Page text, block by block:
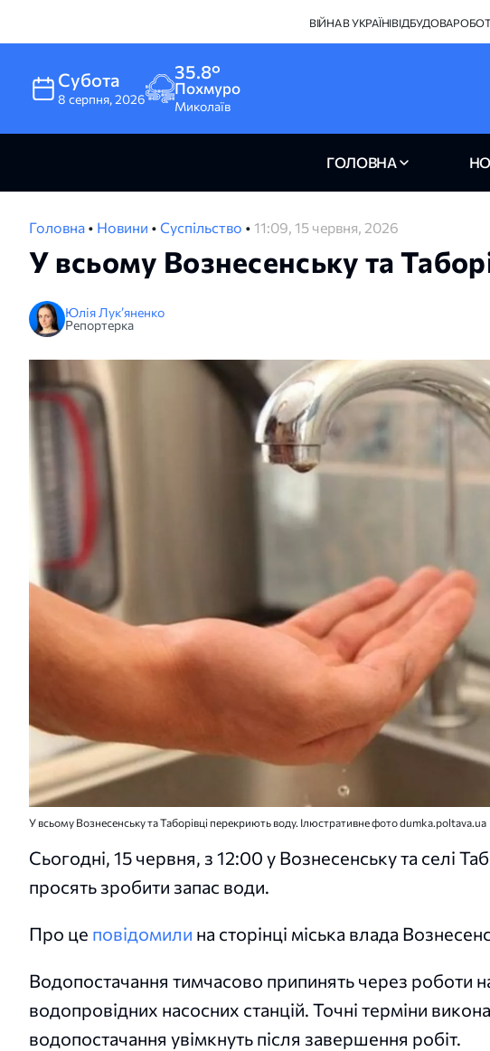
ВІЙНА В УКРАЇНІВІДБУДОВА
Субота
8 серпня,2026
35.8°
Похмуро
Миколаїв
ГОЛОВНА
Головна • Новини • Суспільство • 11:09, 15 червня, 2026
У всьому Вознесенську та
Юлія Лук’яненко
Репортерка
У всьому Вознесенську та Таборівці перекриють воду. Ілюстративне фото dumka.poltava.ua
Сьогодні, 15 червня, з 12:00 у Вознесенську та селі
просять зробити запас води.
Про це повідомили на сторінці міська влада
Водопостачання тимчасово припинять через роботи
водопровідних насосних станцій. Точні терміни
водопостачання увімкнуть після завершення робіт.